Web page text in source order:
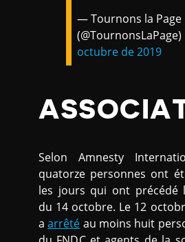
— Tournons la Page
(@TournonsLaPage)
octubre de 2019
Selon Amnesty
quatorze personnes ont
les jours qui ont précédé
du 14 octobre. Le 12
aarrêté au moins huit